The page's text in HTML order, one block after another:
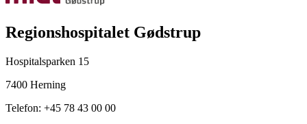
Regionshospitalet Gødstrup
Hospitalsparken 15
7400 Herning
Telefon: +45 78 43 00 00